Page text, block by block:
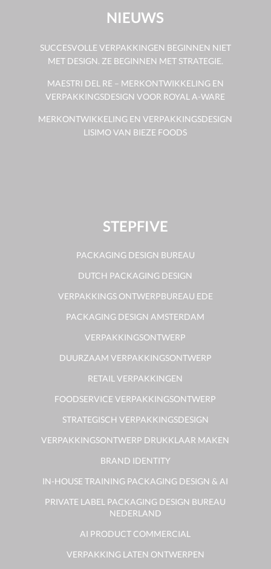
NIEUWS
SUCCESVOLLE VERPAKKINGEN BEGINNEN NIET
MET DESIGN. ZE BEGINNEN MET STRATEGIE.
MAESTRI DEL RE – MERKONTWIKKELING EN
VERPAKKINGSDESIGN VOOR ROYAL A-WARE
MERKONTWIKKELING EN VERPAKKINGSDESIGN
LISIMO VAN BIEZE FOODS
STEPFIVE
PACKAGING DESIGN BUREAU
DUTCH PACKAGING DESIGN
VERPAKKINGS ONTWERPBUREAU EDE
PACKAGING DESIGN AMSTERDAM
VERPAKKINGSONTWERP
DUURZAAM VERPAKKINGSONTWERP
RETAIL VERPAKKINGEN
FOODSERVICE VERPAKKINGSONTWERP
STRATEGISCH VERPAKKINGSDESIGN
VERPAKKINGSONTWERP DRUKKLAAR MAKEN
BRAND IDENTITY
IN-HOUSE TRAINING PACKAGING DESIGN & AI
PRIVATE LABEL PACKAGING DESIGN BUREAU
NEDERLAND
AI PRODUCT COMMERCIAL
VERPAKKING LATEN ONTWERPEN